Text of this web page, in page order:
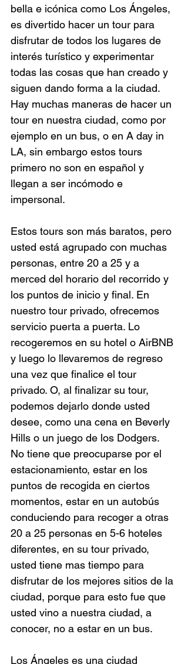
bella e icónica como Los Ángeles,
es divertido hacer un tour para
disfrutar de todos los lugares de
interés turístico y experimentar
todas las cosas que han creado y
siguen dando forma a la ciudad.
Hay muchas maneras de hacer un
tour en nuestra ciudad, como por
ejemplo en un bus, o en A day in
LA, sin embargo estos tours
primero no son en español y
llegan a ser incómodo e
impersonal.
Estos tours son más baratos, pero
usted está agrupado con muchas
personas, entre 20 a 25 y a
merced del horario del recorrido y
los puntos de inicio y final. En
nuestro tour privado, ofrecemos
servicio puerta a puerta. Lo
recogeremos en su hotel o AirBNB
y luego lo llevaremos de regreso
una vez que finalice el tour
privado. O, al finalizar su tour,
podemos dejarlo donde usted
desee, como una cena en Beverly
Hills o un juego de los Dodgers.
No tiene que preocuparse por el
estacionamiento, estar en los
puntos de recogida en ciertos
momentos, estar en un autobús
conduciendo para recoger a otras
20 a 25 personas en 5-6 hoteles
diferentes, en su tour privado,
usted tiene mas tiempo para
disfrutar de los mejores sitios de la
ciudad, porque para esto fue que
usted vino a nuestra ciudad, a
conocer, no a estar en un bus.
Los Ángeles es una ciudad